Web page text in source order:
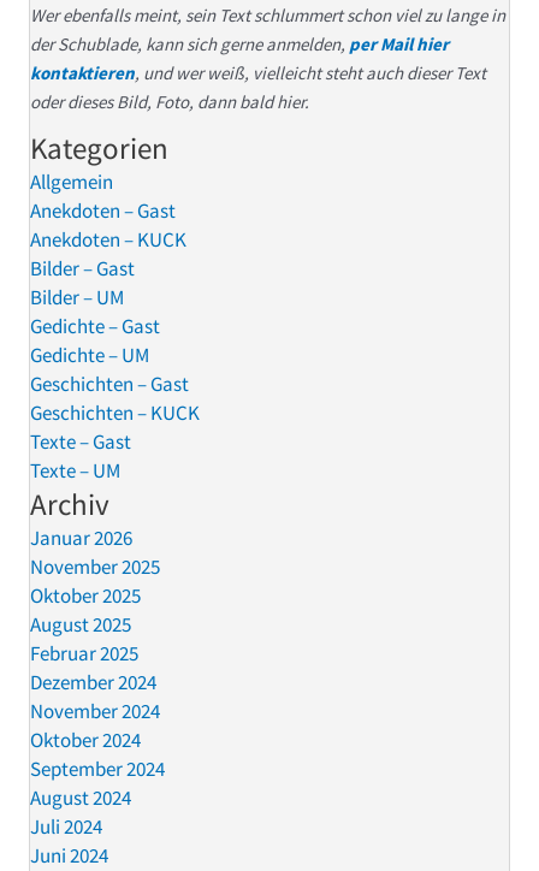
Wer ebenfalls meint, sein Text schlummert schon viel zu lange in
der Schublade, kann sich gerne anmelden, per Mail hier
kontaktieren, und wer weiß, vielleicht steht auch dieser Text
oder dieses Bild, Foto, dann bald hier.
Kategorien
Allgemein
Anekdoten – Gast
Anekdoten – KUCK
Bilder – Gast
Bilder – UM
Gedichte – Gast
Gedichte – UM
Geschichten – Gast
Geschichten – KUCK
Texte – Gast
Texte – UM
Archiv
Januar 2026
November 2025
Oktober 2025
August 2025
Februar 2025
Dezember 2024
November 2024
Oktober 2024
September 2024
August 2024
Juli 2024
Juni 2024